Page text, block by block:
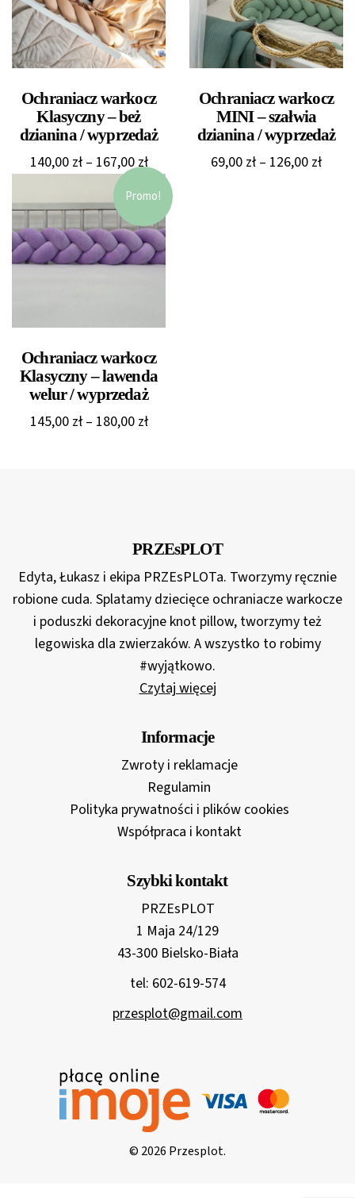
Ochraniacz warkocz
Klasyczny – beż
dzianina / wyprzedaż
140,00 zł – 167,00złZakres
cen:
od
140,00 zł
do
167,00 zł
Ochraniacz warkocz
MINI – szałwia
dzianina / wyprzedaż
69,00 zł – 126,00 zł
Promo!
Ochraniacz warkocz
Klasyczny – lawenda
welur / wyprzedaż
145,00 zł – 180,00 złZakres
PRZEsPLOT
Edyta, Łukasz i ekipa PRZEsPLOTa. Tworzymy ręcznie
robione cuda. Splatamy dziecięce ochraniacze warkocze
i poduszki dekoracyjne knot pillow, tworzymy też
legowiska dla zwierzaków. A wszystko to robimy
#wyjątkowo.
Czytaj więcej
Informacje
Zwroty i reklamacje
Regulamin
Polityka prywatności i plików cookies
Współpraca i kontakt
Szybki kontakt
PRZEsPLOT
1 Maja 24/129
43-300 Bielsko-Biała
tel: 602-619-574
przesplot@gmail.com
© 2026 Przesplot.